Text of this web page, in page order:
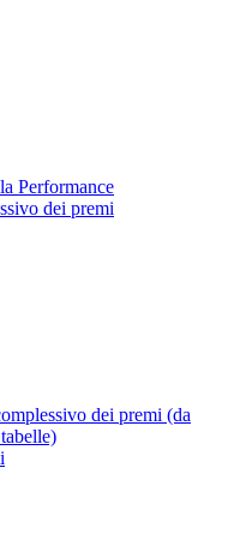
Performance
dei premi
dei premi (da